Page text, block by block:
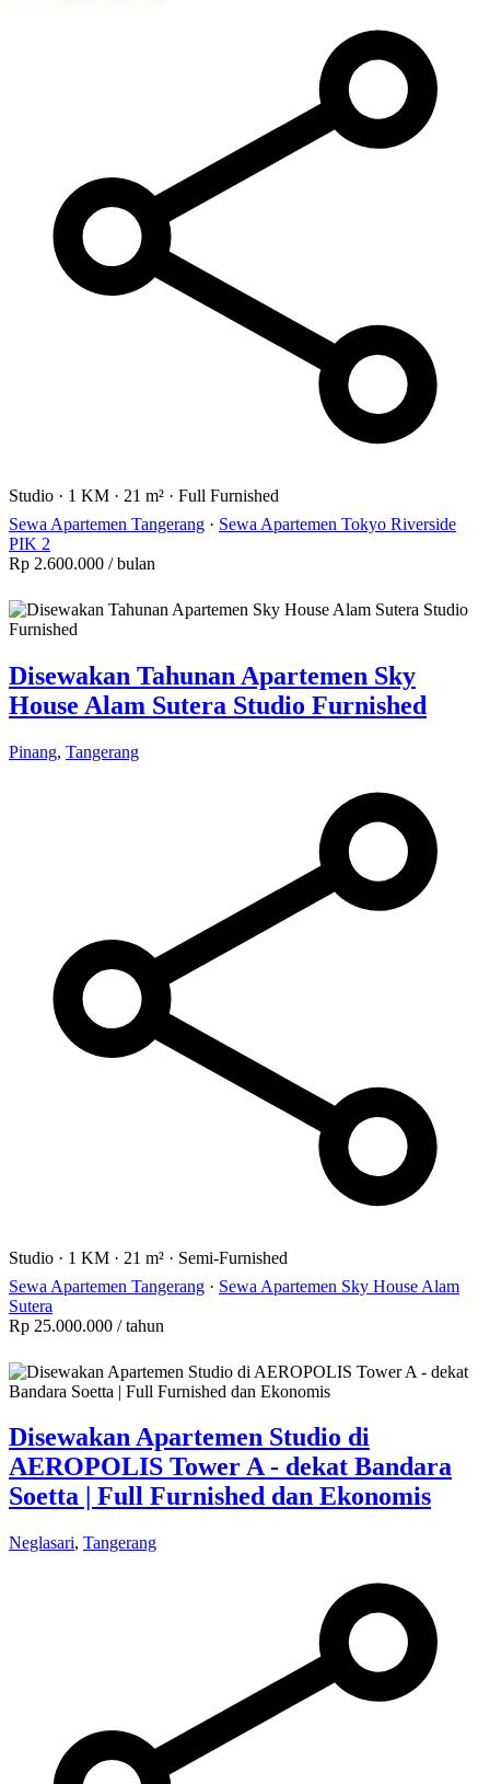
Studio · 1 KM · 21 m² · Full Furnished
Sewa Apartemen Tangerang · Sewa Apartemen Tokyo Riverside
PIK 2
Rp 2.600.000 / bulan
Disewakan Tahunan Apartemen Sky
House Alam Sutera Studio Furnished
Pinang, Tangerang
Studio · 1 KM · 21 m² · Semi-Furnished
Sewa Apartemen Tangerang · Sewa Apartemen Sky House Alam
Sutera
Rp 25.000.000 / tahun
Disewakan Apartemen Studio di
AEROPOLIS Tower A - dekat Bandara
Soetta | Full Furnished dan Ekonomis
Neglasari, Tangerang